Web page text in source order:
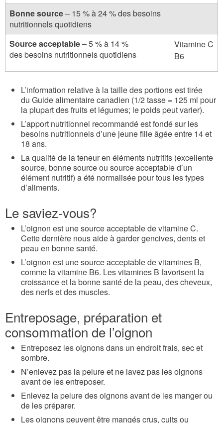
Bonne source– 15 % à 24 % des besoins
nutritionnels quotidiens
Source acceptable– 5 % à 14 %
des besoins nutritionnels quotidiens
Vitamine C
B6
L’information relative à la taille des portions est tirée
du Guide alimentaire canadien (1/2 tasse = 125 ml pour
la plupart des fruits et légumes; le poids peut varier).
L’apport nutritionnel recommandé est fondé sur les
besoins nutritionnels d’une jeune fille âgée entre 14 et
18 ans.
La qualité de la teneur en éléments nutritifs (excellente
source, bonne source ou source acceptable d’un
élément nutritif) a été normalisée pour tous les types
d’aliments.
Le saviez-vous?
L’oignon est une source acceptable de vitamine C.
Cette dernière nous aide à garder gencives, dents et
peau en bonne santé.
L’oignon est une source acceptable de vitamines B,
comme la vitamine B6. Les vitamines B favorisent la
croissance et la bonne santé de la peau, des cheveux,
des nerfs et des muscles.
Entreposage, préparation et
consommation de l’oignon
Entreposez les oignons dans un endroit frais, sec et
sombre.
N’enlevez pas la pelure et ne lavez pas les oignons
avant de les entreposer.
Enlevez la pelure des oignons avant de les manger ou
de les préparer.
Les oignons peuvent être mangés crus, cuits ou